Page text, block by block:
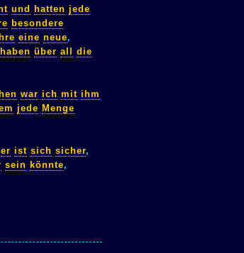
und hatten jede
besondere
eine neue,
haben über all
die
war ich mit ihm
jede Menge
er ist sich sicher,
sein könnte,